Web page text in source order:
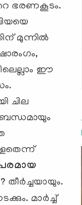
ഭരണകൂടം.
മുന്നില്‍
ഈ
ചില
? തീര്‍ച്ചയായും.
മാര്‍ച്ച്